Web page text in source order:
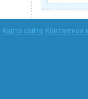
Карта сайта